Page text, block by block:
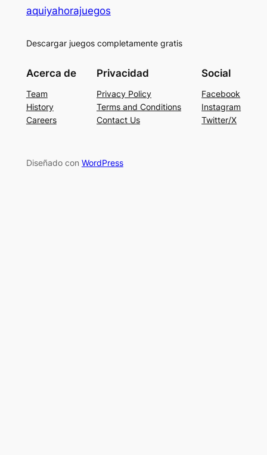
aquiyahorajuegos
Descargar juegos completamente gratis
Acerca de
Team
History
Careers
Privacidad
Privacy Policy
Terms and Conditions
Contact Us
Social
Facebook
Instagram
Twitter/X
Diseñado con WordPress